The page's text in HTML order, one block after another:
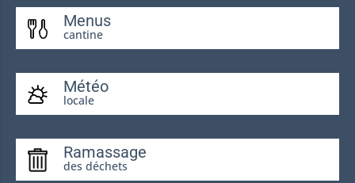
Menus
cantine
Météo
locale
Ramassage
des déchets